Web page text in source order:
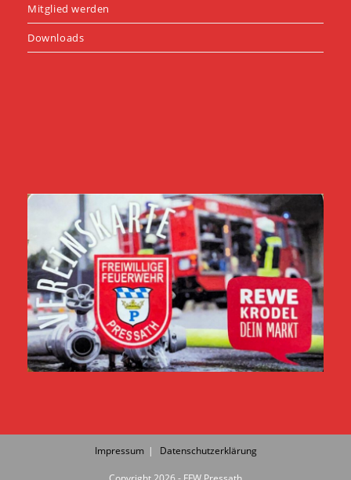
Mitglied werden
Downloads
Impressum Datenschutzerklärung